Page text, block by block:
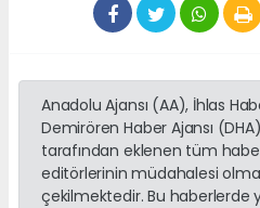
Anadolu Ajansı (AA), İhlas
Demirören Haber Ajansı
tarafından eklenen tüm
editörlerinin müdahalesi
çekilmektedir. Bu haberlerde